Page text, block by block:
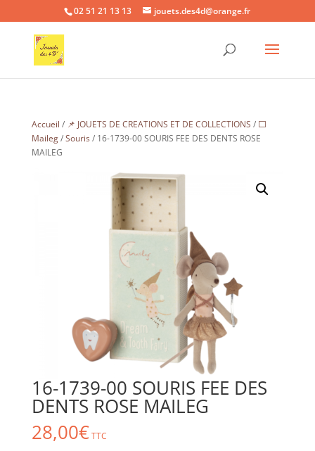
02 51 21 13 13 jouets.des4d@orange.fr
Accueil / 📌 JOUETS DE CREATIONS ET DE COLLECTIONS / ⬜
Maileg/Souris/ 16-1739-00 SOURIS FEE DES DENTS ROSE
MAILEG
16-1739-00 SOURIS FEE DES
DENTS ROSE MAILEG
28,00€TTC